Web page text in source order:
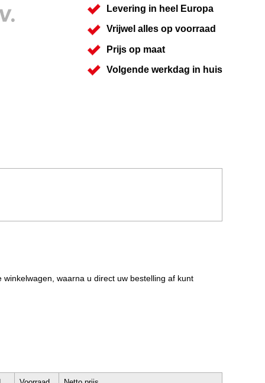
Levering in heel Europa
Vrijwel alles op voorraad
Prijs op maat
Volgende werkdag in huis
waarna u direct uw bestelling af kunt